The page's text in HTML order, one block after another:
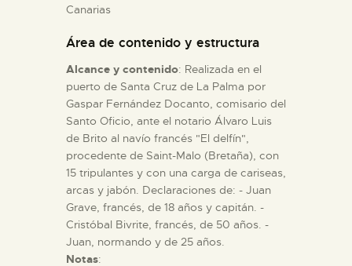
Canarias
Área de contenido y estructura
Alcance y contenido: Realizada en el
puerto de Santa Cruz de La Palma por
Gaspar Fernández Docanto, comisario del
Santo Oficio, ante el notario Álvaro Luis
de Brito al navío francés "El delfín",
procedente de Saint-Malo (Bretaña), con
15 tripulantes y con una carga de cariseas,
arcas y jabón. Declaraciones de: - Juan
Grave, francés, de 18 años y capitán. -
Cristóbal Bivrite, francés, de 50 años. -
Juan, normando y de 25 años.
Notas: